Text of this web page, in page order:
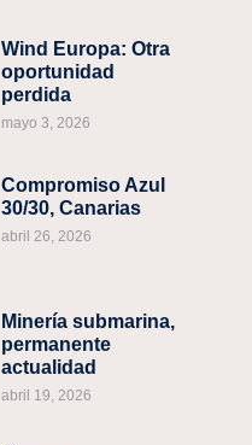
Wind Europa: Otra
oportunidad
perdida
mayo 3, 2026
Compromiso Azul
30/30, Canarias
abril 26, 2026
Minería submarina,
permanente
actualidad
abril 19, 2026